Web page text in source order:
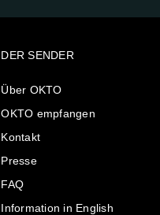
DER SENDER
Über OKTO
OKTO empfangen
Kontakt
Presse
FAQ
Information in English